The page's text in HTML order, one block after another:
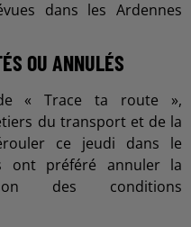
dans les Ardennes
OU ANNULÉS
« Trace ta route »,
du transport et de la
ce jeudi dans le
ont préféré annuler la
des conditions